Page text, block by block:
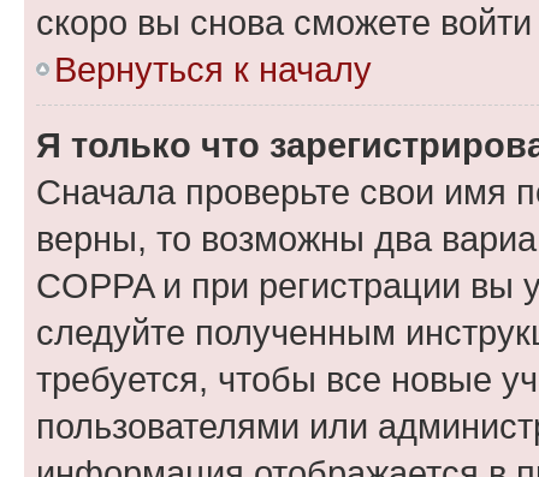
скоро вы снова сможете
Вернуться к началу
Я только что
Сначала проверьте свои имя
верны, то возможны два
COPPA и при регистрации вы
следуйте полученным
требуется, чтобы все новые
пользователями или